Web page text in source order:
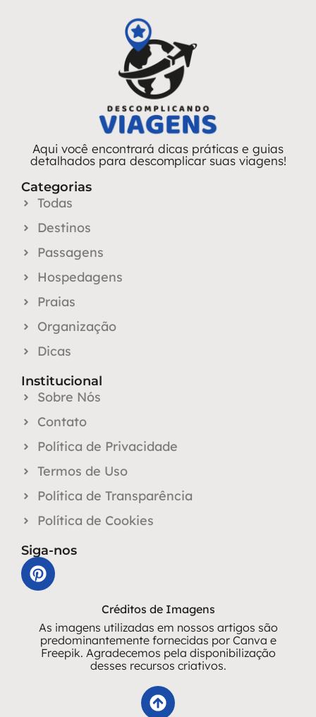
Aqui você encontrará dicas práticas e guias
detalhados para descomplicar suas viagens!
Categorias
Todas
Destinos
Passagens
Hospedagens
Praias
Organização
Dicas
Institucional
Sobre Nós
Contato
Política de Privacidade
Termos de Uso
Política de Transparência
Política de Cookies
Siga-nos
Créditos de Imagens
As imagens utilizadas em nossos artigos são
predominantemente fornecidas por Canva e
Freepik. Agradecemos pela disponibilização
desses recursos criativos.